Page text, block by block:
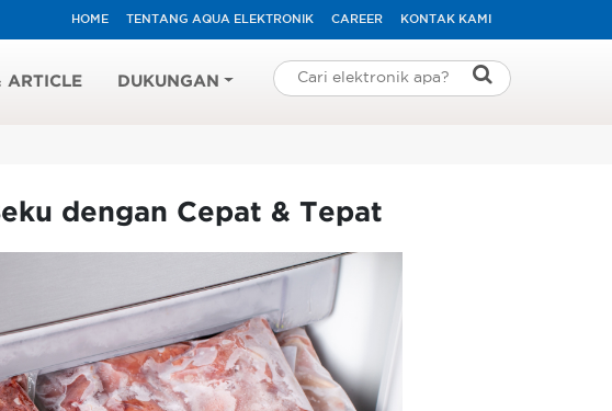
HOME TENTANG AQUA ELEKTRONIK CAREER KONTAK KAMI
ARTICLE DUKUNGAN
dengan Cepat & Tepat